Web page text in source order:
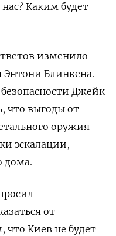
нас? Каким будет
изменило
Энтони Блинкена.
Джейк
что выгоды от
оружия
эскалации,
дома.
от
что Киев не будет